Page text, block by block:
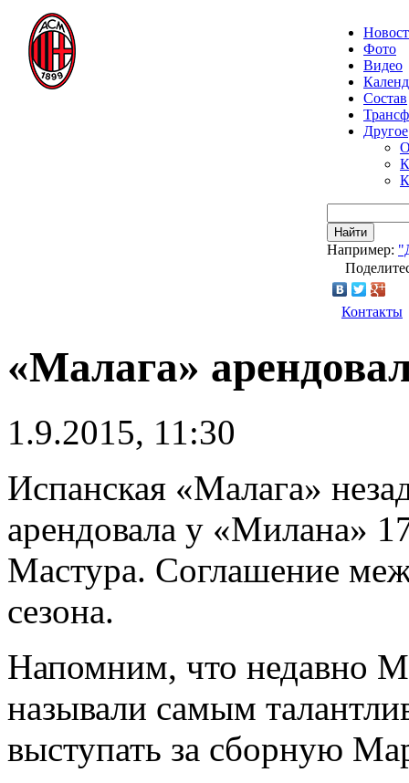
Фото
Видео
Состав
Другое
Найти
Например:
Контакты
«Малага»
1.9.2015, 11:30
Испанская «Малага»
арендовала у «Милана»
Мастура. Соглашение
сезона.
Напомним, что недавно
называли самым
выступать за сборную